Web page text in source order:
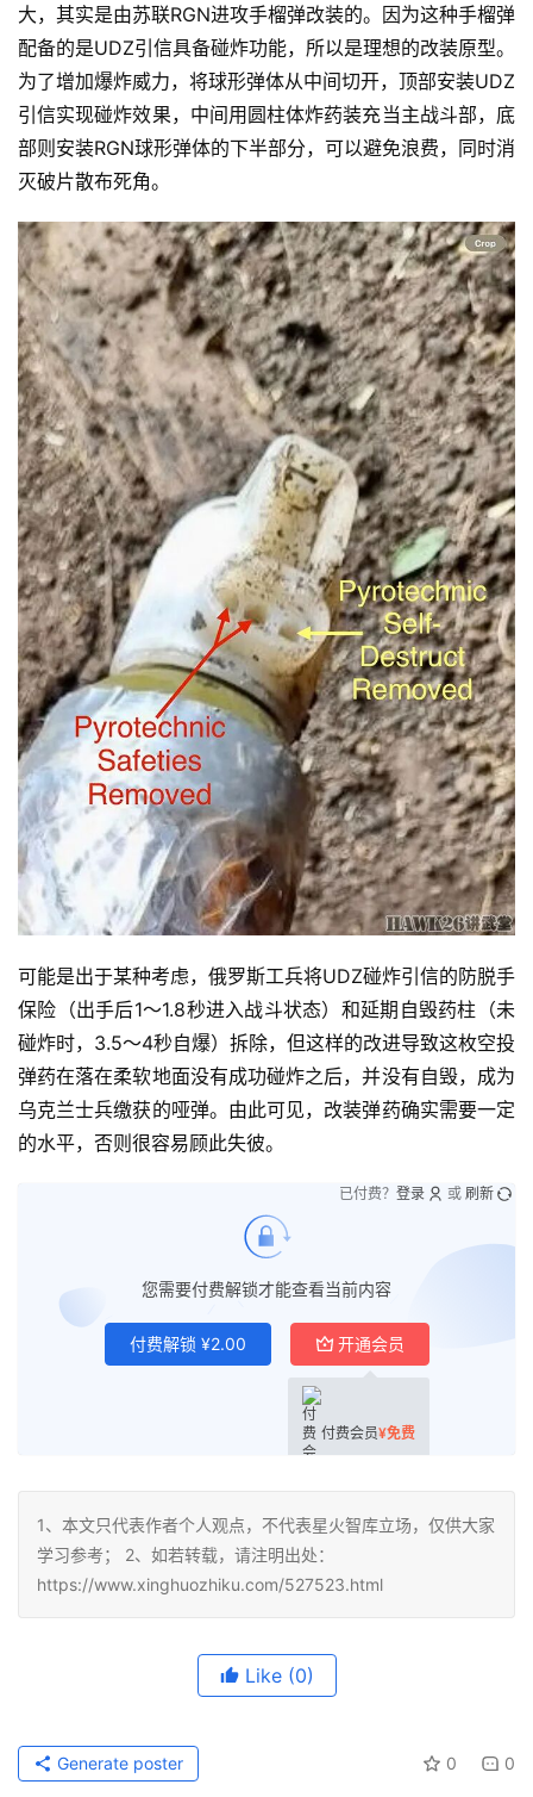
大，其实是由苏联RGN进攻手榴弹改装的。因为这种手榴弹
配备的是UDZ引信具备碰炸功能，所以是理想的改装原型。
为了增加爆炸威力，将球形弹体从中间切开，顶部安装UDZ
引信实现碰炸效果，中间用圆柱体炸药装充当主战斗部，底
部则安装RGN球形弹体的下半部分，可以避免浪费，同时消
灭破片散布死角。
可能是出于某种考虑，俄罗斯工兵将UDZ碰炸引信的防脱手
保险（出手后1～1.8秒进入战斗状态）和延期自毁药柱（未
碰炸时，3.5～4秒自爆）拆除，但这样的改进导致这枚空投
弹药在落在柔软地面没有成功碰炸之后，并没有自毁，成为
乌克兰士兵缴获的哑弹。由此可见，改装弹药确实需要一定
的水平，否则很容易顾此失彼。
您需要付费解锁才能查看当前内容
付费解锁 ¥2.00 开通会员
付费会员¥免费
已付费？ 登录 或 刷新
1、本文只代表作者个人观点，不代表星火智库立场，仅供大家
学习参考； 2、如若转载，请注明出处：
https://www.xinghuozhiku.com/527523.html
Like (0)
0 0
Generate poster